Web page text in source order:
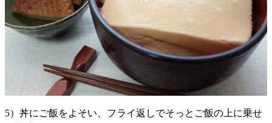
5）丼にご飯をよそい、フライ返しでそっとご飯の上に乗せ